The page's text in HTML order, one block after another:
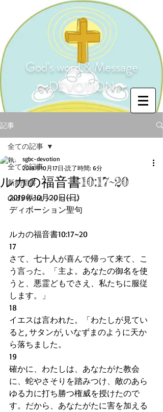
God's word & Message
〜DEVOTION〜
記事
全ての記事
新約聖書
God's Word メッセージ
全ての記事
ルカの福音書10:17~20
sgbc-devotion
2019年10月17日 読了時間: 6分
2019年10月20日(日)
ディボーション聖句
ルカの福音書10:17~20
17
さて、七十人が喜んで帰って来て、こ
う言った。「主よ。あなたの御名を使
うと、悪霊どもでさえ、私たちに服従
します。」
18
イエスは言われた。「わたしが見てい
ると, サタンが, いなずまのように天か
ら落ちました。
19
確かに、わたしは、あなたがた教会
に、蛇やさそりを踏みつけ、敵のあら
ゆる力に打ち勝つ権威を授けたので
す。だから、あなたがたに害を加える